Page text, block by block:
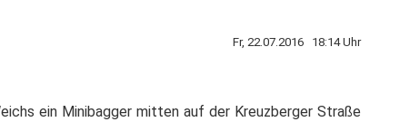
Fr, 22.07.2016 18:14 Uhr
ein Minibagger mitten auf der Kreuzberger Straße